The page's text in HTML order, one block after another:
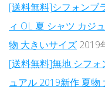
[送料無料]シフォンブ
ィ OL 夏 シャツ カジ
物 大きいサイズ 2019
[送料無料]無地 シフ
ュアル 2019新作 夏物